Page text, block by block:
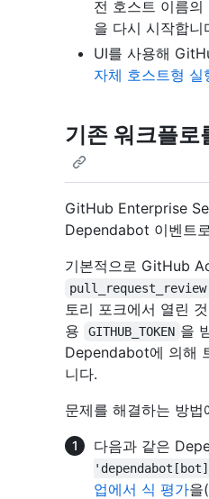
전 호스트 이름
을 다시 시작합니
UI를 사용해
자체 호스트형 실
기존 워크플
GitHub Enterprise
Dependabot 이벤트
기본적으로 GitHub
pull_request_review
토리 포크에서 열린
용
GITHUB_TOKEN 을
Dependabot에 의해
니다.
문제를 해결하는 방
다음과 같은
업에서 식 평가을